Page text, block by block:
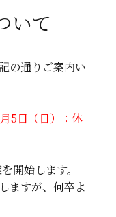
いて
の通りご案内い
5日（日）：休
開始します。
ますが、何卒よ